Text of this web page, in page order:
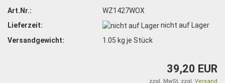
Art.Nr.:
WZ1427WOX
Lieferzeit:
nicht auf Lager
Versandgewicht:
1.05 kg je Stück
39,20 EUR
zzgl. MwSt. zzgl. Versand